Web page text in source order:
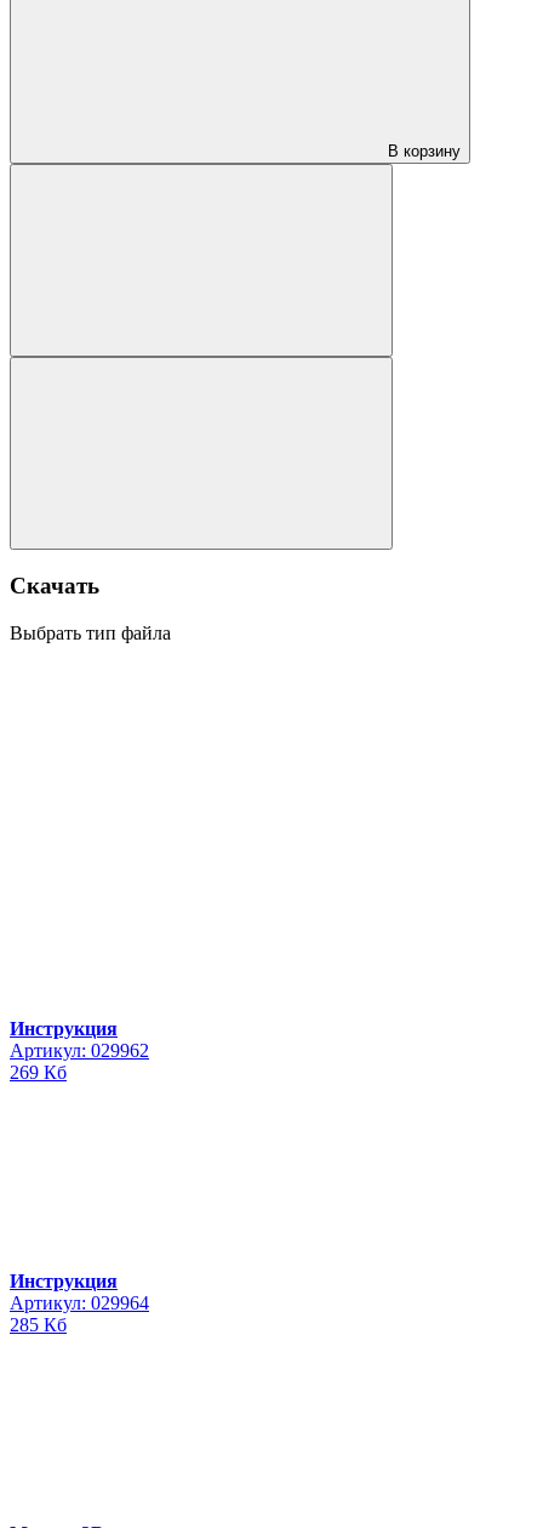
В корзину
Скачать
Выбрать тип файла
Инструкция
Артикул: 029962
269 Кб
Инструкция
Артикул: 029964
285 Кб